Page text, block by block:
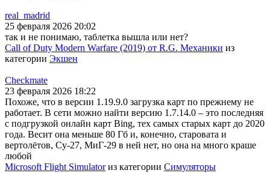
real_madrid
25 февраля 2026 20:02
так и не понимаю, таблетка вышла или нет?
Call of Duty Modern Warfare (2019) от R.G. Механики из
категории Экшен
Checkmate
23 февраля 2026 18:22
Похоже, что в версии 1.19.9.0 загрузка карт по прежнему не
работает. В сети можно найти версию 1.7.14.0 – это последняя
с подгрузкой онлайн карт Bing, тех самых старых карт до 2020
года. Весит она меньше 80 Гб и, конечно, старовата и
вертолётов, Су-27, МиГ-29 в ней нет, но она на много краше
любой
Microsoft Flight Simulatorиз категории Симуляторы